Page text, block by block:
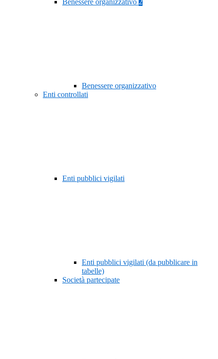
Benessere organizzativo 2
Benessere organizzativo
Enti controllati
Enti pubblici vigilati
Enti pubblici vigilati (da pubblicare in
tabelle)
Società partecipate